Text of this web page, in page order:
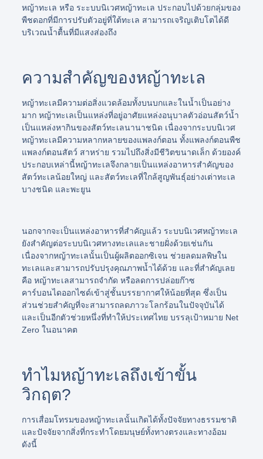
หญ้าทะเล หรือ ระะบบนิเวศหญ้าทะเล ประกอบไปด้วยกลุ่มของ
พืชดอกที่มีการปรับตัวอยู่ที่ใต้ทะเล สามารถเจริญเติบโตได้ดี
บริเวณน้ำตื้นที่มีแสงส่องถึง
ความสำคัญของหญ้าทะเล
หญ้าทะเลมีความต่อสิ่งแวดล้อมทั้งบนบกและในน้ำเป็นอย่าง
มาก หญ้าทะเลเป็นแหล่งที่อยู่อาศัยแหล่งอนุบาลตัวอ่อนสัตว์น้ำ
เป็นแหล่งหากินของสัตว์ทะเลนานาชนิด เนื่องจากระบบนิเวศ
หญ้าทะเลมีความหลากหลายของแพลงก์ตอน ทั้งแพลงก์ตอนพืช
แพลงก์ตอนสัตว์ สาหร่าย รวมไปถึงสิ่งมีชีวิตขนาดเล็ก ด้วยองค์
ประกอบเหล่านี้หญ้าทะเลจึงกลายเป็นแหล่งอาหารสำคัญของ
สัตว์ทะเลน้อยใหญ่ และสัตว์ทะเลที่ใกล้สูญพันธุ์อย่างเต่าทะเล
บางชนิด และพะยูน
นอกจากจะเป็นแหล่งอาหารที่สำคัญแล้ว ระบบนิเวศหญ้าทะเล
ยังสำคัญต่อระบบนิเวศทางทะเลและชายฝั่งด้วยเช่นกัน
เนื่องจากหญ้าทะเลนั้นเป็นผู้ผลิตออกซิเจน ช่วยลดมลพิษใน
ทะเลและสามารถปรับปรุงคุณภาพน้ำได้ด้วย และที่สำคัญเลย
คือ หญ้าทะเลสามารถจำกัด หรือลดการปล่อยก๊าซ
คาร์บอนไดออกไซด์เข้าสู่ชั้นบรรยากาศให้น้อยที่สุด ซึ่งเป็น
ส่วนช่วยสำคัญที่จะสามารถลดภาวะโลกร้อนในปัจจุบันได้
และเป็นอีกตัวช่วยหนึ่งที่ทำให้ประเทศไทย บรรลุเป้าหมาย Net
Zero ในอนาคต
ทำไมหญ้าทะเลถึงเข้าขั้น
วิกฤต?
การเสื่อมโทรมของหญ้าทะเลนั้นเกิดได้ทั้งปัจจัยทางธรรมชาติ
และปัจจัยจากสิ่งที่กระทำโดยมนุษย์ทั้งทางตรงและทางอ้อม
ดังนี้